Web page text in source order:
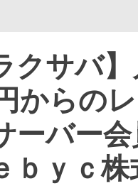
クサバ
からの
ーバー
ｂｙｃ